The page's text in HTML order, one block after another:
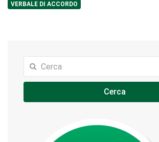
VERBALE DI ACCORDO
Cerca